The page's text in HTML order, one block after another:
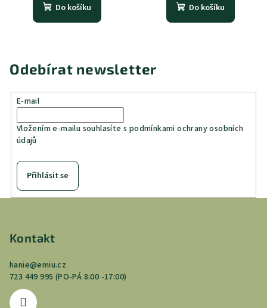
Do košíku Do košíku
Odebírat newsletter
E-mail
Vložením e-mailu souhlasíte s podmínkami ochrany osobních
údajů
Přihlásit se
Kontakt
hanie@emiu.cz
723 449 995 (PO-PÁ 8:00 -17:00)